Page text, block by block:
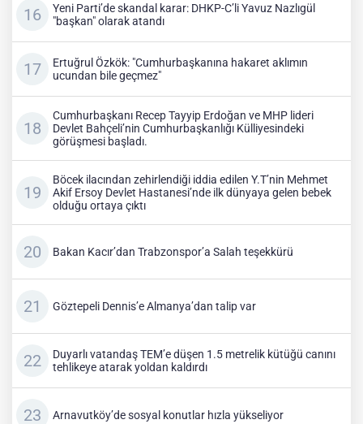
Yeni Parti’de skandal karar: DHKP-C’li Yavuz Nazlıgül
"başkan" olarak atandı
Ertuğrul Özkök: "Cumhurbaşkanına hakaret aklımın
ucundan bile geçmez"
Cumhurbaşkanı Recep Tayyip Erdoğan ve MHP lideri
Devlet Bahçeli’nin Cumhurbaşkanlığı Külliyesindeki
görüşmesi başladı.
Böcek ilacından zehirlendiği iddia edilen Y.T’nin Mehmet
Akif Ersoy Devlet Hastanesi’nde ilk dünyaya gelen bebek
olduğu ortaya çıktı
Bakan Kacır’dan Trabzonspor’a Salah teşekkürü
Göztepeli Dennis’e Almanya’dan talip var
Duyarlı vatandaş TEM’e düşen 1.5 metrelik kütüğü canını
tehlikeye atarak yoldan kaldırdı
Arnavutköy’de sosyal konutlar hızla yükseliyor